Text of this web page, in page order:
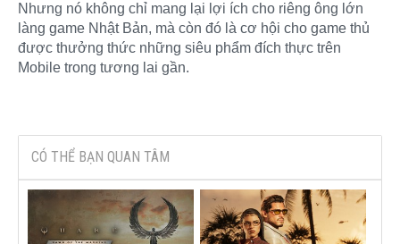
Nhưng nó không chỉ mang lại lợi ích cho riêng ông lớn
làng game Nhật Bản, mà còn đó là cơ hội cho game thủ
được thưởng thức những siêu phẩm đích thực trên
Mobile trong tương lai gần.
CÓ THỂ BẠN QUAN TÂM